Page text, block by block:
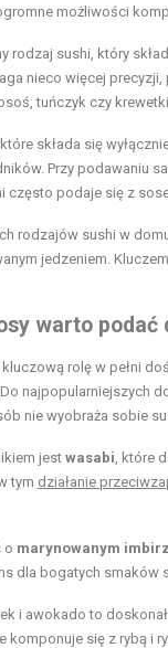
możliwości
rodzaj sushi, który
nieco więcej
tuńczyk czy krewetki.
składa się
Przy podawaniu
często podaje się z
rodzajów sushi w
jedzeniem.
warto podać
rolę w pełni
najpopularniejszych
nie wyobraża sobie
jest wasabi , które
tym działanie
o marynowanym
dla bogatych smaków
i awokado to
komponuje się z rybą i